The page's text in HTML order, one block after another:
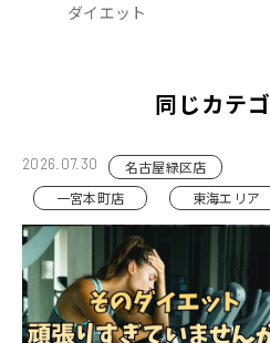
ダイエット
同じカテ
2026.07.30
名古屋緑区店
一宮本町店
東海エリア